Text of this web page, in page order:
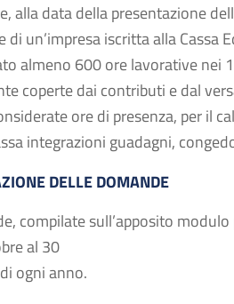
alla data della presentazione
di un’impresa iscritta alla
almeno 600 ore lavorative nei
coperte dai contributi e dal
ore di presenza, per il
integrazioni guadagni,
DELLE DOMANDE
compilate sull’apposito
al 30
ogni anno.